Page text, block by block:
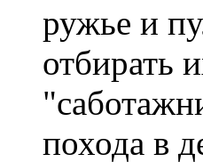
ружье и
отбирать
похода в